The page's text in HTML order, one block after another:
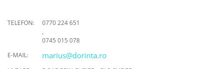
TELEFON:
0770 224 651
,
0745 015 078
E-MAIL:
marius@dorinta.ro